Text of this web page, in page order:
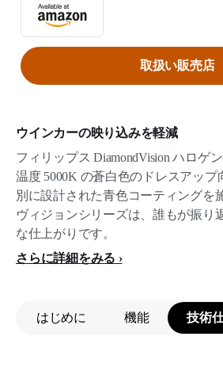
ウインカーの映り込みを軽減
フィリップス DiamondVision ハロゲ
温度 5000K の蒼白色のドレスアップ
別に設計された青色コーティングを
ヴィジョンシリーズは、誰もが振り
な仕上がりです。
さらに詳細をみる
取扱い販売店
はじめに 機能 技術